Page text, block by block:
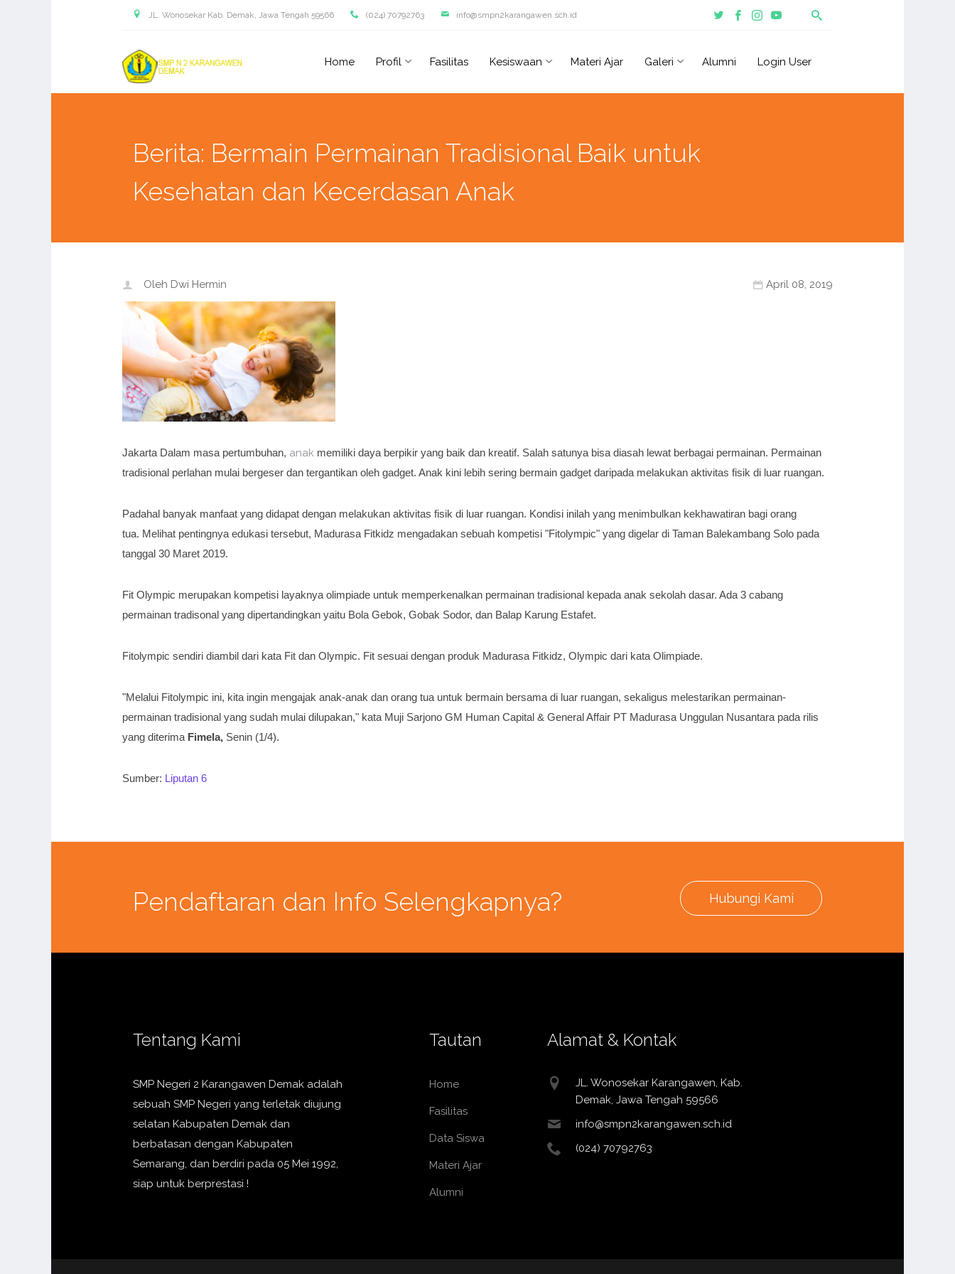
JL. Wonosekar Kab. Demak, Jawa Tengah 59566 (024) 70792763 info@smpn2karangawen.sch.id
Home Profil Fasilitas Kesiswaan Materi Ajar Galeri Alumni Login User
Berita: Bermain Permainan Tradisional Baik untuk
Kesehatan dan Kecerdasan Anak
Oleh Dwi Hermin April 08, 2019
Jakarta Dalam masa pertumbuhan, anak memiliki daya berpikir yang baik dan kreatif. Salah satunya bisa diasah lewat berbagai permainan. Permainan
tradisional perlahan mulai bergeser dan tergantikan oleh gadget. Anak kini lebih sering bermain gadget daripada melakukan aktivitas fisik di luar ruangan.
Padahal banyak manfaat yang didapat dengan melakukan aktivitas fisik di luar ruangan. Kondisi inilah yang menimbulkan kekhawatiran bagi orang
tua. Melihat pentingnya edukasi tersebut, Madurasa Fitkidz mengadakan sebuah kompetisi "Fitolympic" yang digelar di Taman Balekambang Solo pada
tanggal 30 Maret 2019.
Fit Olympic merupakan kompetisi layaknya olimpiade untuk memperkenalkan permainan tradisional kepada anak sekolah dasar. Ada 3 cabang
permainan tradisonal yang dipertandingkan yaitu Bola Gebok, Gobak Sodor, dan Balap Karung Estafet.
Fitolympic sendiri diambil dari kata Fit dan Olympic. Fit sesuai dengan produk Madurasa Fitkidz, Olympic dari kata Olimpiade.
"Melalui Fitolympic ini, kita ingin mengajak anak-anak dan orang tua untuk bermain bersama di luar ruangan, sekaligus melestarikan permainan-
permainan tradisional yang sudah mulai dilupakan," kata Muji Sarjono GM Human Capital & General Affair PT Madurasa Unggulan Nusantara pada rilis
yang diterima Fimela, Senin (1/4).
Sumber: Liputan 6
Pendaftaran dan Info Selengkapnya? Hubungi Kami
Tentang Kami
SMP Negeri 2 Karangawen Demak adalah
sebuah SMP Negeri yang terletak diujung
selatan Kabupaten Demak dan
berbatasan dengan Kabupaten
Semarang, dan berdiri pada 05 Mei 1992,
siap untuk berprestasi !
Tautan
Home
Fasilitas
Data Siswa
Materi Ajar
Alumni
Alamat & Kontak
JL. Wonosekar Karangawen, Kab.
Demak, Jawa Tengah 59566
info@smpn2karangawen.sch.id
(024) 70792763